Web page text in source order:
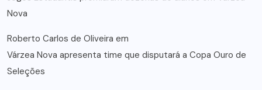
Nova
Roberto Carlos de Oliveira em
Várzea Nova apresenta time que disputará a Copa Ouro de
Seleções